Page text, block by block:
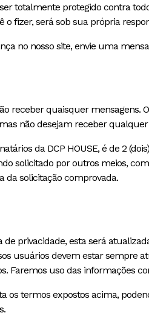
totalmente protegido contra
fizer, será sob sua própria
no nosso site, envie uma
receber quaisquer mensagens.
não desejam receber
da DCP HOUSE, é de 2
solicitado por outros meios,
da solicitação comprovada.
privacidade, esta será
usuários devem estar sempre
Faremos uso das informações
os termos expostos acima,